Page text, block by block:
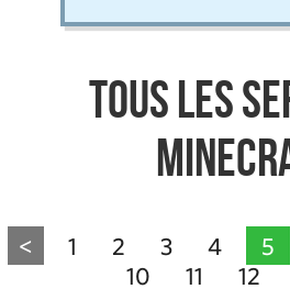
Tous les
< 1 2 3 4 5
10
11 12